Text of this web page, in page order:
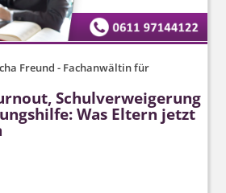
Freund - Fachanwältin für
Schulverweigerung
Was Eltern jetzt